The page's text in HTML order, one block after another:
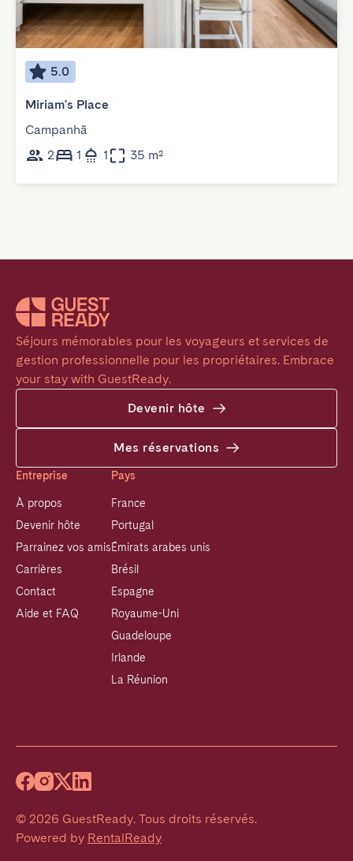
5.0
Miriam's Place
Campanhã
2
1 1 35 m²
Séjours mémorables pour les voyageurs et services de
gestion professionnelle pour les propriétaires. Embrace
your stay with GuestReady.
Devenir hôte
Mes réservations
Entreprise
À propos
Devenir hôte
Parrainez vos amis
Carrières
Contact
Aide et FAQ
Pays
France
Portugal
Émirats arabes unis
Brésil
Espagne
Royaume-Uni
Guadeloupe
Irlande
La Réunion
© 2026 GuestReady. Tous droits réservés.
Powered by RentalReady